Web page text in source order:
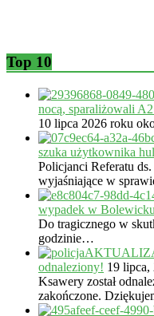
Top 10
nocą, sparaliżowali
10 lipca 2026 roku
szuka użytkownika
Policjanci Referatu
wyjaśniające w
wypadek w
Do tragicznego w
godzinie…
odnaleziony! 19 lipca,
Ksawery został
zakończone.